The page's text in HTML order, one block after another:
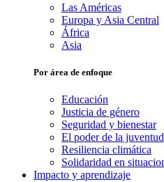
Las Américas
Europa y Asia Central
África
Asia
Por área de enfoque
Educación
Justicia de género
Seguridad y bienestar
El poder de la juventud
Resiliencia climática
Solidaridad en
Impacto y aprendizaje